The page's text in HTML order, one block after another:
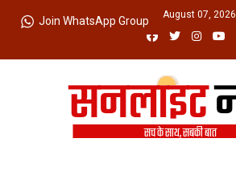
Friday, August 07, 2026
Join WhatsApp Group